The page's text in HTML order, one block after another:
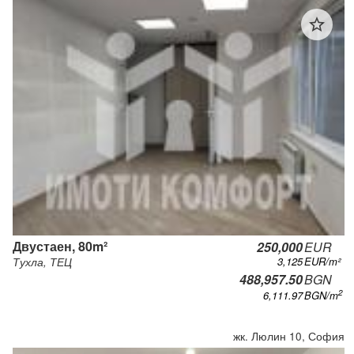
star_outline
Двустаен, 80m²
Тухла, ТЕЦ
250,000EUR
3,125EUR/m²
488,957.50BGN
6,111.97BGN/m2
жк. Люлин 10, София